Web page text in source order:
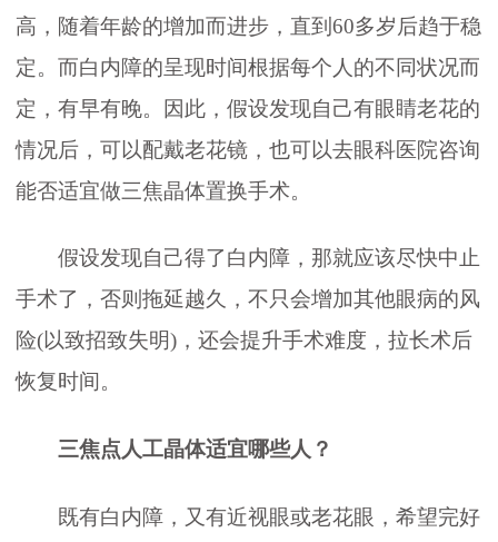
高，随着年龄的增加而进步，直到60多岁后趋于稳
定。而白内障的呈现时间根据每个人的不同状况而
定，有早有晚。因此，假设发现自己有眼睛老花的
情况后，可以配戴老花镜，也可以去眼科医院咨询
能否适宜做三焦晶体置换手术。
假设发现自己得了白内障，那就应该尽快中止
手术了，否则拖延越久，不只会增加其他眼病的风
险(以致招致失明)，还会提升手术难度，拉长术后
恢复时间。
三焦点人工晶体适宜哪些人？
既有白内障，又有近视眼或老花眼，希望完好